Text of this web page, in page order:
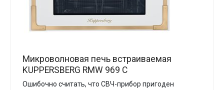
Микроволновая печь встраиваемая
KUPPERSBERG RMW 969 C
Ошибочно считать, что СВЧ-прибор пригоден